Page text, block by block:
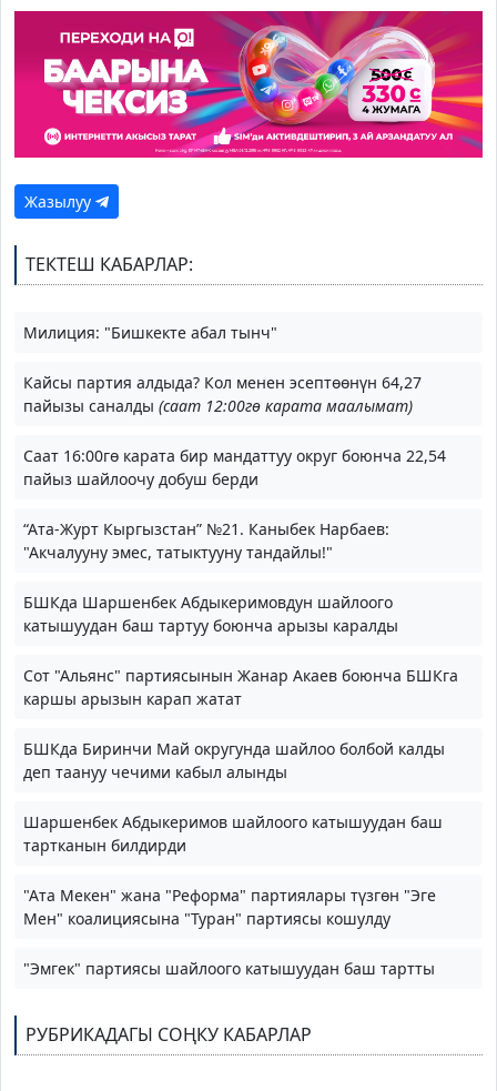
Жазылуу
ТЕКТЕШ КАБАРЛАР:
Милиция: "Бишкекте абал тынч"
Кайсы партия алдыда? Кол менен эсептөөнүн 64,27
пайызы саналды (саат 12:00гө карата маалымат)
Саат 16:00гө карата бир мандаттуу округ боюнча 22,54
пайыз шайлоочу добуш берди
“Ата-Журт Кыргызстан” №21. Каныбек Нарбаев:
"Акчалууну эмес, татыктууну тандайлы!"
БШКда Шаршенбек Абдыкеримовдун шайлоого
катышуудан баш тартуу боюнча арызы каралды
Сот "Альянс" партиясынын Жанар Акаев боюнча БШКга
каршы арызын карап жатат
БШКда Биринчи Май округунда шайлоо болбой калды
деп таануу чечими кабыл алынды
Шаршенбек Абдыкеримов шайлоого катышуудан баш
тартканын билдирди
"Ата Мекен" жана "Реформа" партиялары түзгөн "Эге
Мен" коалициясына "Туран" партиясы кошулду
"Эмгек" партиясы шайлоого катышуудан баш тартты
РУБРИКАДАГЫ СОҢКУ КАБАРЛАР